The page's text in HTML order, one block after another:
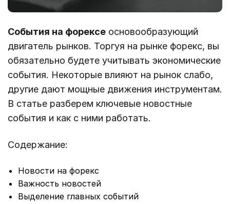
События на форексе основообразующий
двигатель рынков. Торгуя на рынке форекс, вы
обязательно будете учитывать экономические
события. Некоторые влияют на рынок слабо,
другие дают мощные движения инструментам.
В статье разберем ключевые новостные
события и как с ними работать.
Содержание:
Новости на форекс
Важность новостей
Выделение главных событий